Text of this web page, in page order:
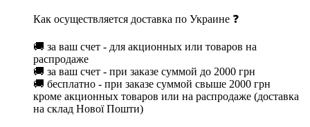
Как осуществляется доставка по Украине ❓
🚚 за ваш счет - для акционных или товаров на
распродаже
🚚 за ваш счет - при заказе суммой до 2000 грн
🚚 бесплатно - при заказе суммой свыше 2000 грн
кроме акционных товаров или на распродаже (доставка
на склад Нової Пошти)